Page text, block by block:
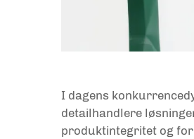
I dagens
detailhandlere
produktintegritet og